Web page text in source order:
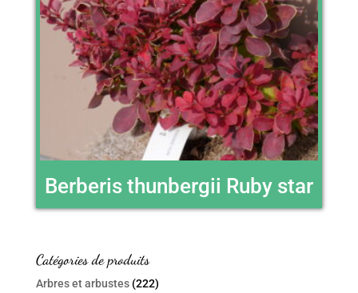
Berberis thunbergii Ruby star
Catégories de produits
Arbres et arbustes (222)